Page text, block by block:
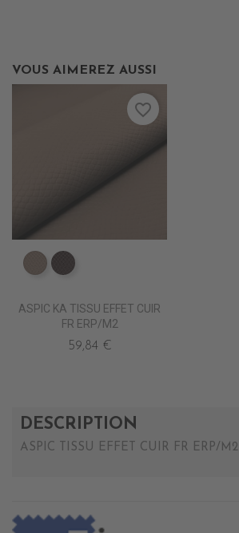
VOUS AIMEREZ AUSSI
ED0500 TAUPE KA
ED0501 VIENNOIS KA
ASPIC KA TISSU EFFET CUIR
FR ERP/M2
59,84 €
favorite_border
DESCRIPTION
ASPIC TISSU EFFET CUIR FR ERP/M2